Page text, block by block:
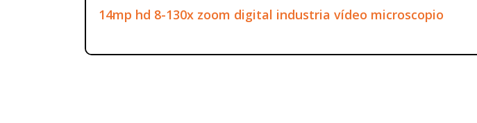
14mp hd 8-130x zoom digital industria vídeo microscopio